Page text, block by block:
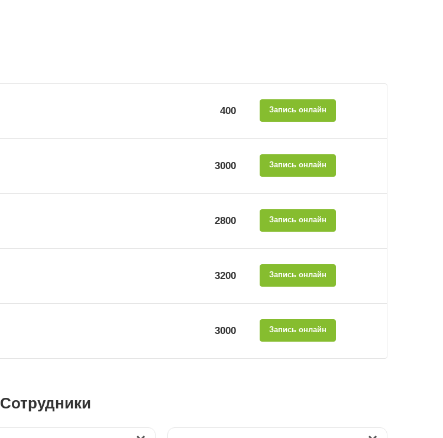
400 Запись онлайн
3000 Запись онлайн
2800 Запись онлайн
3200 Запись онлайн
3000 Запись онлайн
Сотрудники